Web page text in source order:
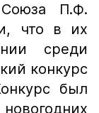
П.Ф.
что в их
среди
конкурс
был